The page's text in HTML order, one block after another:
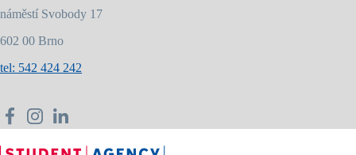
náměstí Svobody 17
602 00 Brno
tel: 542 424 242